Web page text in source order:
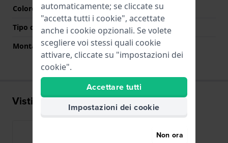
Colore Chiusura
N/D
Tipo di montatura
Perni a molla
Montatura dritta
Si
Visti di recente
automaticamente; se cliccate su
"accetta tutti i cookie", accettate
anche i cookie opzionali. Se volete
scegliere voi stessi quali cookie
attivare, cliccate su "impostazioni dei
cookie".
Accettare tutti
Impostazioni dei cookie
Non ora